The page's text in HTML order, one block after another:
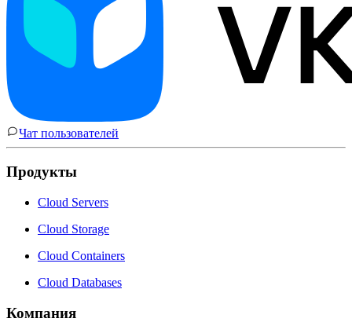
Чат пользователей
Продукты
Cloud Servers
Cloud Storage
Cloud Containers
Cloud Databases
Компания